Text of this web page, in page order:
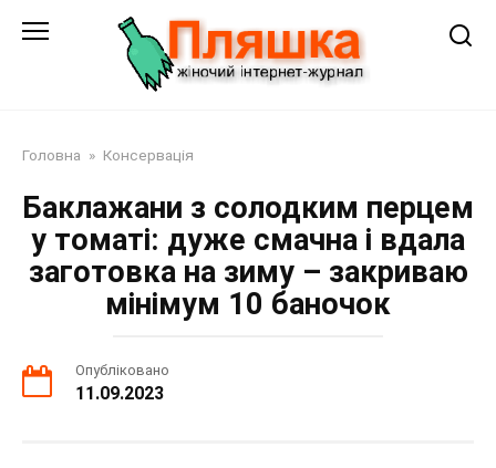
Головна » Консервація
Баклажани з солодким перцем
у томаті: дуже смачна і вдала
заготовка на зиму – закриваю
мінімум 10 баночок
Опубліковано
11.09.2023